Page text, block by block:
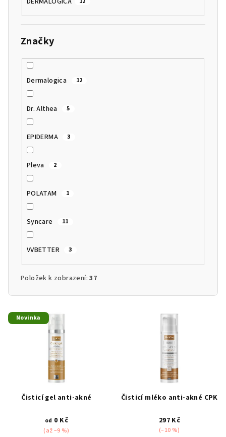
Značky
Dermalogica 12
Dr. Althea 5
EPIDERMA 3
Pleva 2
POLATAM 1
Syncare 11
VVBETTER 3
Položek k zobrazení:37
V
ý
Novinka
Čisticí gel anti-akné
od 0 Kč
(až –9 %)
Čisticí mléko anti-akné CPK
297 Kč
(–10 %)